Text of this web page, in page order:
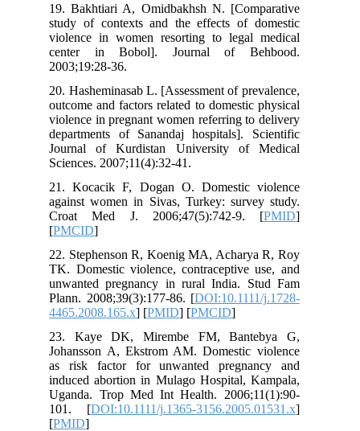
19. Bakhtiari A, Omidbakhsh N. [Comparative
study of contexts and the effects of domestic
violence in women resorting to legal medical
center in Bobol]. Journal of Behbood.
2003;19:28-36.
20. Hasheminasab L. [Assessment of prevalence,
outcome and factors related to domestic physical
violence in pregnant women referring to delivery
departments of Sanandaj hospitals]. Scientific
Journal of Kurdistan University of Medical
Sciences. 2007;11(4):32-41.
21. Kocacik F, Dogan O. Domestic violence
against women in Sivas, Turkey: survey study.
Croat Med J. 2006;47(5):742-9. [PMID
[PMCID
22. Stephenson R, Koenig MA, Acharya R, Roy
TK. Domestic violence, contraceptive use, and
unwanted pregnancy in rural India. Stud Fam
Plann. 2008;39(3):177-86. [DOI:10.1111/j.1728-
4465.2008.165.x] [PMID] [PMCID
23. Kaye DK, Mirembe FM, Bantebya G,
Johansson A, Ekstrom AM. Domestic violence
as risk factor for unwanted pregnancy and
induced abortion in Mulago Hospital, Kampala,
Uganda. Trop Med Int Health. 2006;11(1):90-
101. [DOI:10.1111/j.1365-3156.2005.01531.x
[PMID